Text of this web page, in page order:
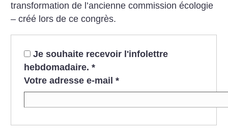
transformation de l’ancienne commission écologie
– créé lors de ce congrès.
Je souhaite recevoir l'infolettre
hebdomadaire. *
Votre adresse e-mail *